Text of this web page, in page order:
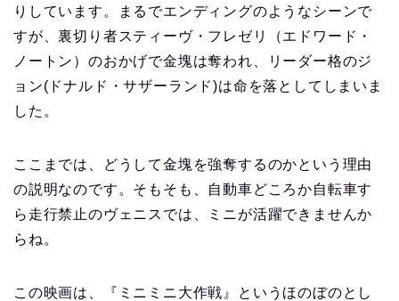
りしています。まるでエンディングのようなシーンで
すが、裏切り者スティーヴ・フレゼリ（エドワード・
ノートン）のおかげで金塊は奪われ、リーダー格のジ
ョン(ドナルド・サザーランド)は命を落としてしまいま
した。
ここまでは、どうして金塊を強奪するのかという理由
の説明なのです。そもそも、自動車どころか自転車す
ら走行禁止のヴェニスでは、ミニが活躍できませんか
らね。
この映画は、『ミニミニ大作戦』というほのぼのとし